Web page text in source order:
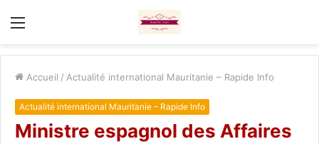
Menu
Accueil / Actualité international Mauritanie – Rapide Info
Actualité international Mauritanie – Rapide Info
Ministre espagnol des Affaires